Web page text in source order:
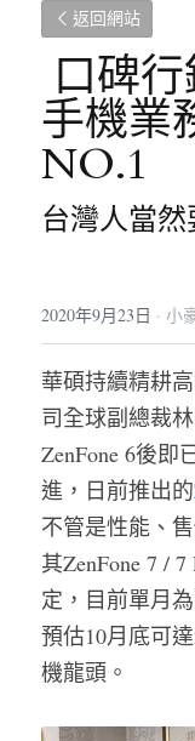
返回網站
手機業
NO.1
台灣人當
2020年9月23日 · 小
華碩持續精耕
司全球副總裁
ZenFone 6後即
進，日前推出的
不管是性能、
其ZenFone 7 /
定，目前單月
預估10月底可
機龍頭。